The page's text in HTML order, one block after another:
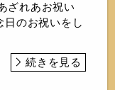
ざれあお祝い
日のお祝いをし
続きを見る